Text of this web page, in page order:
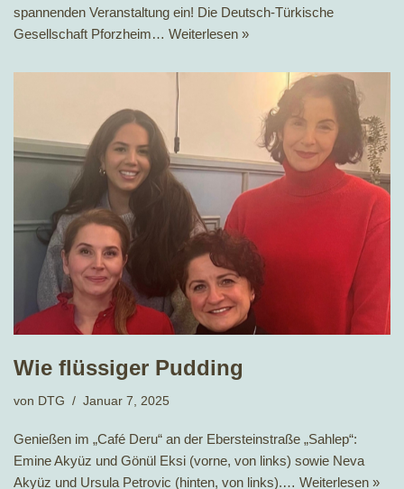
spannenden Veranstaltung ein! Die Deutsch-Türkische
Gesellschaft Pforzheim… Weiterlesen »
Wie flüssiger Pudding
von DTG Januar 7, 2025
Genießen im „Café Deru“ an der Ebersteinstraße „Sahlep“:
Emine Akyüz und Gönül Eksi (vorne, von links) sowie Neva
Akyüz und Ursula Petrovic (hinten, von links).… Weiterlesen »